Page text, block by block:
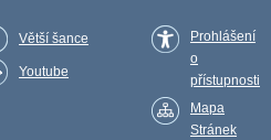
Větší šance
Youtube
Prohlášení
o
přístupnosti
Mapa
Stránek